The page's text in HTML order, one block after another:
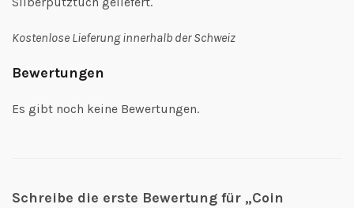
Kostenlose Lieferung innerhalb der Schweiz
Bewertungen
Es gibt noch keine Bewertungen.
Schreibe die erste Bewertung für „Coin